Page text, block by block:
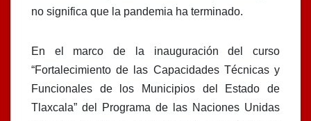
no significa que la pandemia ha terminado.
En el marco de la inauguración del curso
“Fortalecimiento de las Capacidades Técnicas y
Funcionales de los Municipios del Estado de
Tlaxcala” del Programa de las Naciones Unidas